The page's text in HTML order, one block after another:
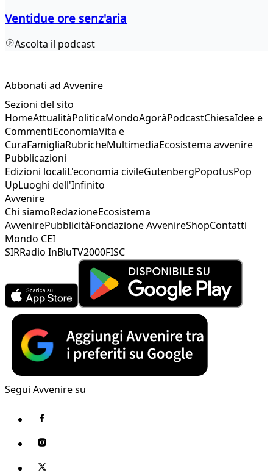
Ventidue ore senz'aria
Ascolta il podcast
Abbonati ad Avvenire
Sezioni del sito
HomeAttualitàPoliticaMondoAgoràPodcastChiesaIdee e
CommentiEconomiaVita e
CuraFamigliaRubricheMultimediaEcosistema avvenire
Pubblicazioni
Edizioni localiL'economia civileGutenbergPopotusPop
UpLuoghi dell'Infinito
Avvenire
Chi siamoRedazioneEcosistema
AvvenirePubblicitàFondazione AvvenireShopContatti
Mondo CEI
SIRRadio InBluTV2000FISC
Segui Avvenire su